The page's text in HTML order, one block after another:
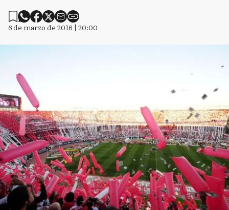
6 de marzo de 2016 | 20:00